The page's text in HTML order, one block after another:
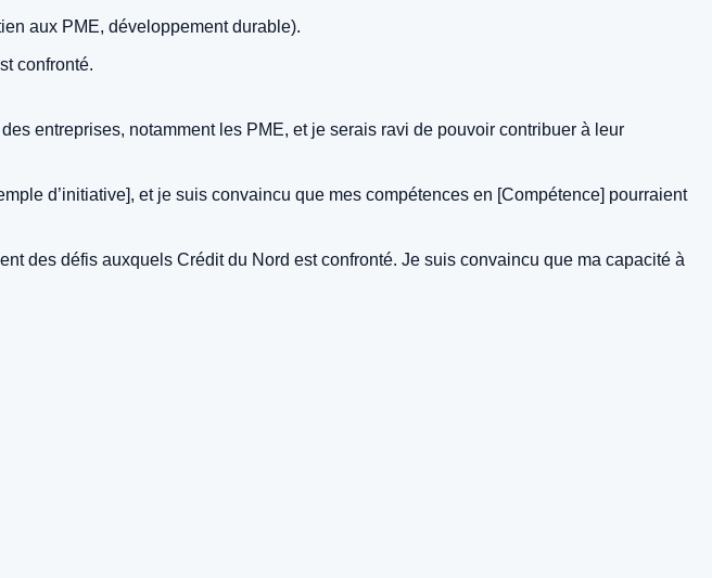
aux PME, développement durable).
confronté.
entreprises, notamment les PME, et je serais ravi de pouvoir contribuer à leur
d’initiative], et je suis convaincu que mes compétences en [Compétence] pourraient
des défis auxquels Crédit du Nord est confronté. Je suis convaincu que ma capacité à